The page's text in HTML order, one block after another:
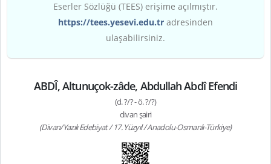
Eserler Sözlüğü (TEES) erişime açılmıştır.
https://tees.yesevi.edu.tr adresinden
ulaşabilirsiniz.
ABDÎ, Altunuçok-zâde, Abdullah Abdî Efendi
(d. ?/? - ö. ?/?)
divan şairi
(Divan/Yazılı Edebiyat / 17. Yüzyıl / Anadolu-Osmanlı-Türkiye)